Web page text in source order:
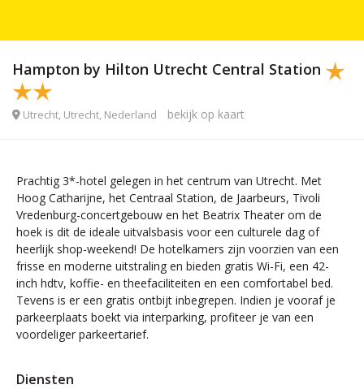
Hampton by Hilton Utrecht Central Station
Utrecht, Utrecht, Nederland bekijk op kaart
Prachtig 3*-hotel gelegen in het centrum van Utrecht. Met
Hoog Catharijne, het Centraal Station, de Jaarbeurs, Tivoli
Vredenburg-concertgebouw en het Beatrix Theater om de
hoek is dit de ideale uitvalsbasis voor een culturele dag of
heerlijk shop-weekend! De hotelkamers zijn voorzien van een
frisse en moderne uitstraling en bieden gratis Wi-Fi, een 42-
inch hdtv, koffie- en theefaciliteiten en een comfortabel bed.
Tevens is er een gratis ontbijt inbegrepen. Indien je vooraf je
parkeerplaats boekt via interparking, profiteer je van een
voordeliger parkeertarief.
Diensten